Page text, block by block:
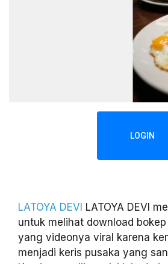
LOGIN
LATOYA DEVI LATOYA DEVI
untuk melihat download
yang videonya viral karena
menjadi keris pusaka yang